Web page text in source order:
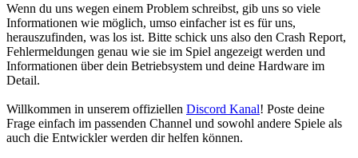
Wenn du uns wegen einem Problem schreibst, gib uns so viele
Informationen wie möglich, umso einfacher ist es für uns,
herauszufinden, was los ist. Bitte schick uns also den Crash Report,
Fehlermeldungen genau wie sie im Spiel angezeigt werden und
Informationen über dein Betriebsystem und deine Hardware im
Detail.
Willkommen in unserem offiziellen Discord Kanal! Poste deine
Frage einfach im passenden Channel und sowohl andere Spiele als
auch die Entwickler werden dir helfen können.